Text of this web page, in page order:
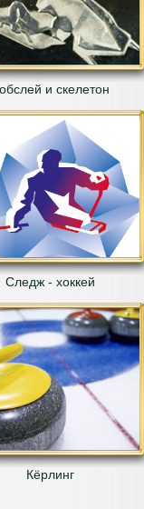
и скелетон
Следж - хоккей
Кёрлинг